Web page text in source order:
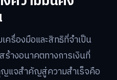
ครื่องมือและสิทธิที่จำเป็น
างอนาคตทางการเงินที่
ญแจสำคัญสู่ความสำเร็จคือ